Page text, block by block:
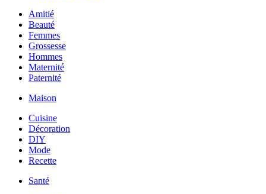
Amitié
Beauté
Femmes
Grossesse
Hommes
Maternité
Paternité
Maison
Cuisine
Décoration
DIY
Mode
Recette
Santé